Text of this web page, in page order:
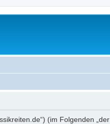
(im Folgenden